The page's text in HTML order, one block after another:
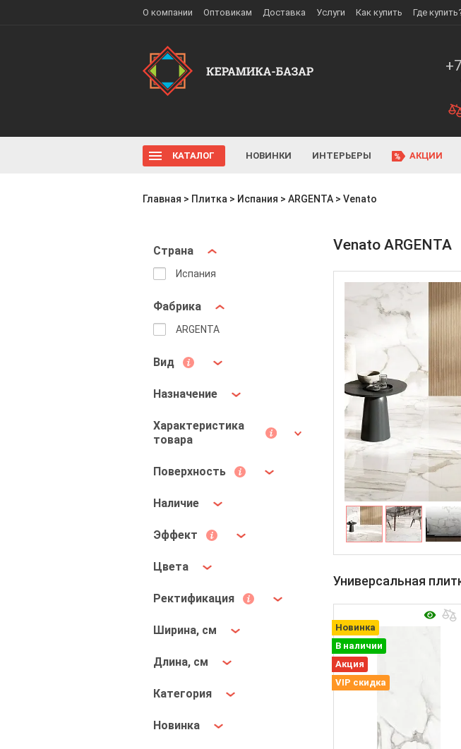
О компании Оптовикам Доставка Услуги Как купить Где
КАТАЛОГ НОВИНКИ ИНТЕРЬЕРЫ АКЦИИ
Главная > Плитка > Испания > ARGENTA > Venato
Страна
Испания
Фабрика
ARGENTA
Вид
Назначение
Характеристика
товара
Поверхность
Наличие
Эффект
Цвета
Ректификация
Ширина, см
Длина, см
Категория
Новинка
Venato ARGENTA
Универсальная
Новинка
В наличии
Акция
VIP скидка